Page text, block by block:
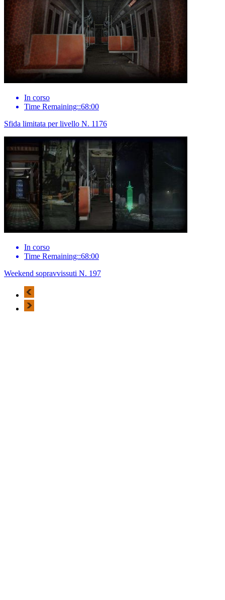
In corso
Time Remaining::68:00
Sfida limitata per livello N. 1176
In corso
Time Remaining::68:00
Weekend sopravvissuti N. 197